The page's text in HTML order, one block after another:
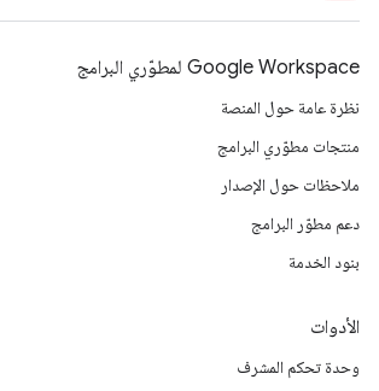
Google Workspace لمطوّري البرامج
نظرة عامة حول المنصة
منتجات مطوّري البرامج
ملاحظات حول الإصدار
دعم مطوّر البرامج
بنود الخدمة
الأدوات
وحدة تحكم المشرف